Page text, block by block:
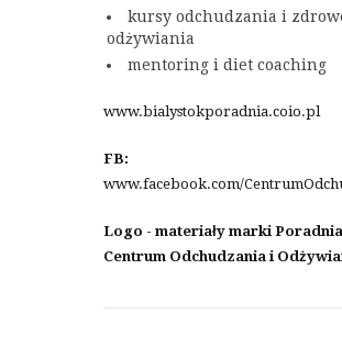
kursy odchudzania i
odżywiania
mentoring i diet coaching
www.bialystokporadnia.coio.pl
FB:
www.facebook.com/
Logo - materiały marki Poradnia
Centrum Odchudzania i